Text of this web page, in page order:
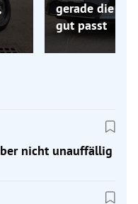
gerade die
gut passt
nicht unauffällig